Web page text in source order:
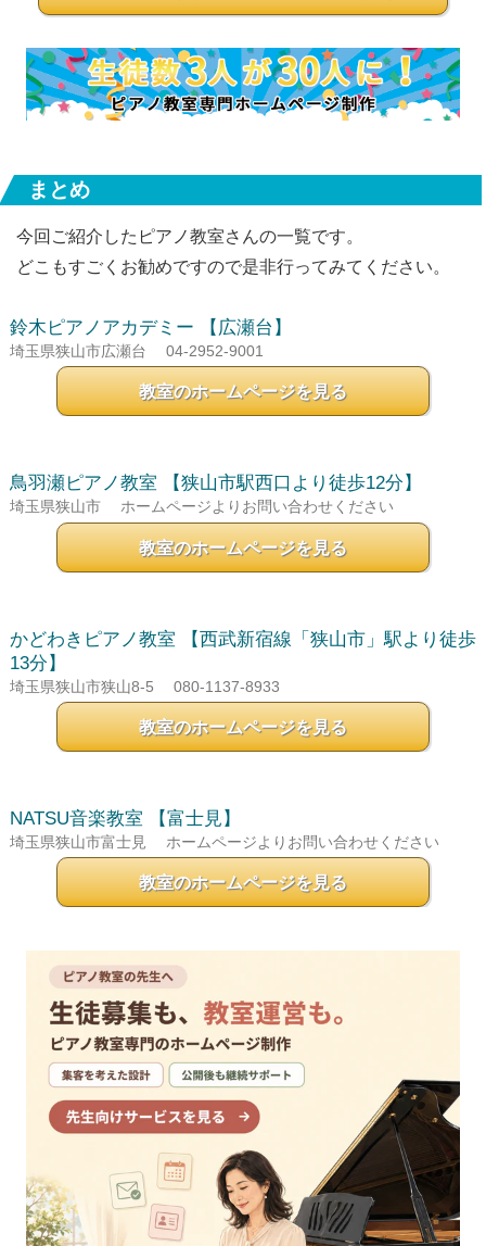
まとめ
今回ご紹介したピアノ教室さんの一覧です。
どこもすごくお勧めですので是非行ってみてください。
鈴木ピアノアカデミー 【広瀬台】
埼玉県狭山市広瀬台 04-2952-9001
教室のホームページを見る
鳥羽瀬ピアノ教室 【狭山市駅西口より徒歩12分】
埼玉県狭山市 ホームページよりお問い合わせください
教室のホームページを見る
かどわきピアノ教室
【西武新宿線「狭山市」駅より徒歩
13分】
埼玉県狭山市狭山8-5 080-1137-8933
教室のホームページを見る
NATSU音楽教室 【富士見】
埼玉県狭山市富士見 ホームページよりお問い合わせください
教室のホームページを見る